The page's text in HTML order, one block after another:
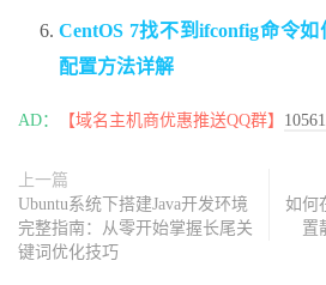
CentOS 7找不到ifconfig命令
配置方法详解
AD： 【域名主机商优惠推送QQ群】
上一篇
Ubuntu系统下搭建Java开发环境
完整指南：从零开始掌握长尾关
键词优化技巧
如何
置